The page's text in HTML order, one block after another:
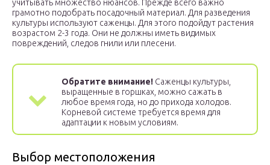
учитывать множество нюансов. Прежде всего важно
грамотно подобрать посадочный материал. Для разведения
культуры используют саженцы. Для этого подойдут растения
возрастом 2-3 года. Они не должны иметь видимых
повреждений, следов гнили или плесени.
Обратите внимание! Саженцы культуры,
выращенные в горшках, можно сажать в
любое время года, но до прихода холодов.
Корневой системе требуется время для
адаптации к новым условиям.
Выбор местоположения